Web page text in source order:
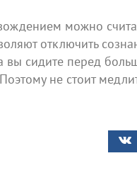
можно
отключить
вы сидите перед
не стоит